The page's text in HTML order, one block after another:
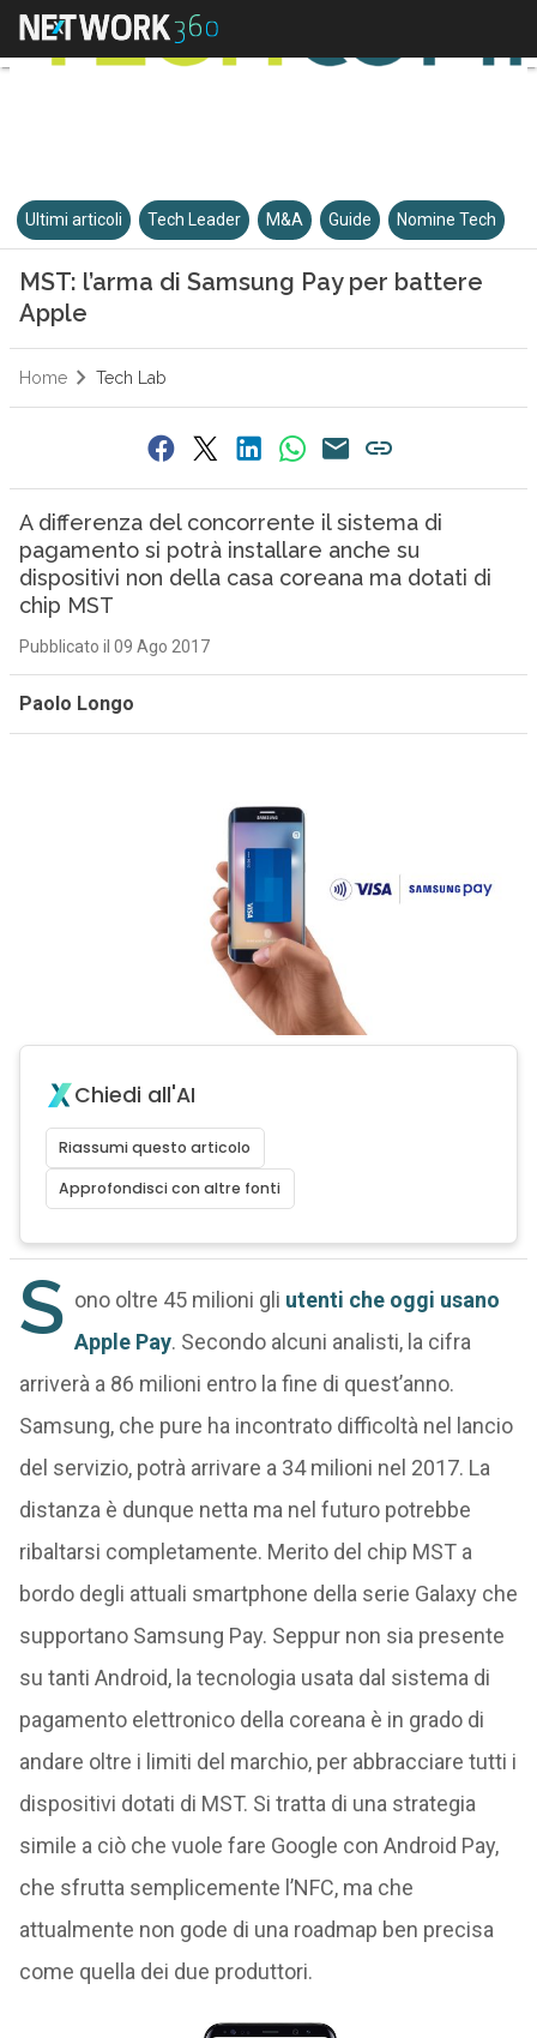
Ultimi articoli Tech Leader M&A Guide Nomine Tech
MST: l’arma di Samsung Pay per battere
Apple
Home Tech Lab
A differenza del concorrente il sistema di
pagamento si potrà installare anche su
dispositivi non della casa coreana ma dotati di
chip MST
Pubblicato il 09 Ago 2017
Paolo Longo
Chiedi all'AI
Riassumi questo articolo
Approfondisci con altre fonti
S ono oltre 45 milioni gli utenti che oggi usano
Apple Pay. Secondo alcuni analisti, la cifra
arriverà a 86 milioni entro la fine di quest’anno.
Samsung, che pure ha incontrato difficoltà nel lancio
del servizio, potrà arrivare a 34 milioni nel 2017. La
distanza è dunque netta ma nel futuro potrebbe
ribaltarsi completamente. Merito del chip MST a
bordo degli attuali smartphone della serie Galaxy che
supportano Samsung Pay. Seppur non sia presente
su tanti Android, la tecnologia usata dal sistema di
pagamento elettronico della coreana è in grado di
andare oltre i limiti del marchio, per abbracciare tutti i
dispositivi dotati di MST. Si tratta di una strategia
simile a ciò che vuole fare Google con Android Pay,
che sfrutta semplicemente l’NFC, ma che
attualmente non gode di una roadmap ben precisa
come quella dei due produttori.